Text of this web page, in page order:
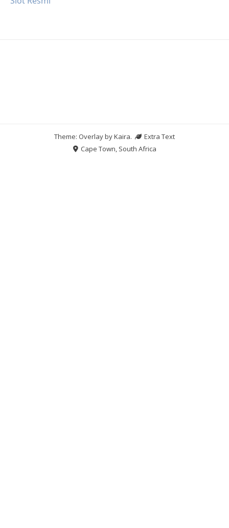
Theme: Overlay byKaira.
Extra Text
Cape Town, South Africa